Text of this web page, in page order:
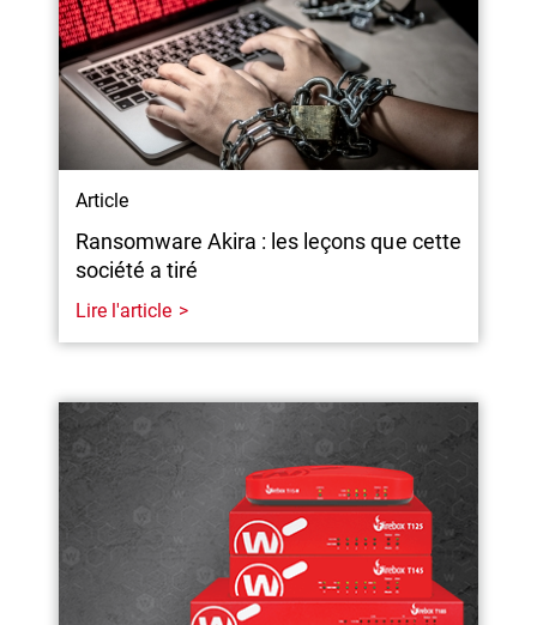
Article
Ransomware Akira : les leçons que cette
société a tiré
Lire l'article